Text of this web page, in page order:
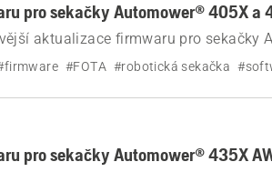
pro sekačky Automower® 405X a
aktualizace firmwaru pro sekačky
#FOTA #robotická sekačka
pro sekačky Automower® 435X